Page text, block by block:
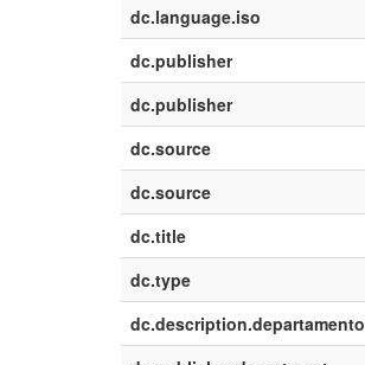
dc.language.iso
dc.publisher
dc.publisher
dc.source
dc.source
dc.title
dc.type
dc.description.departamento